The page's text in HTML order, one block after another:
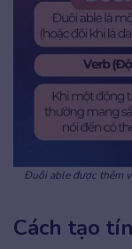
Đuôi able được thêm
Cách tạo